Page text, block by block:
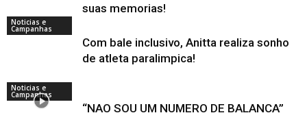
suas memorias!
Noticias e
Campanhas
Com bale inclusivo, Anitta realiza sonho
de atleta paralimpica!
Noticias e
Campanhas
“NAO SOU UM NUMERO DE BALANCA”